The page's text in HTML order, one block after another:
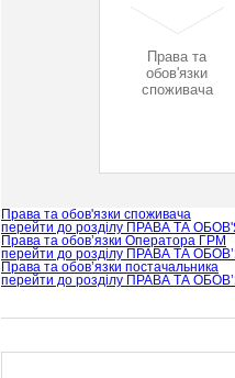
Права та
обов'язки
споживача
Права та обов'язки споживача
перейти до розділу ПРАВА ТА
Права та обов’язки Оператора ГРМ
перейти до розділу ПРАВА ТА
Права та обов’язки постачальника
перейти до розділу ПРАВА ТА